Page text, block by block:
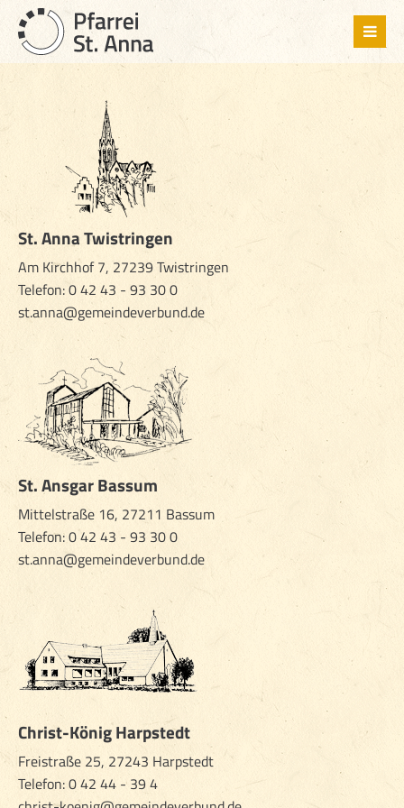
St. Anna Twistringen
Am Kirchhof 7, 27239 Twistringen
Telefon:0 42 43 - 93 30 0
st.anna@gemeindeverbund.de
St. Ansgar Bassum
Mittelstraße 16, 27211 Bassum
Telefon: 0 42 43 - 93 30 0
st.anna@gemeindeverbund.de
Christ-König Harpstedt
Freistraße 25, 27243 Harpstedt
Telefon:0 42 44 - 39 4